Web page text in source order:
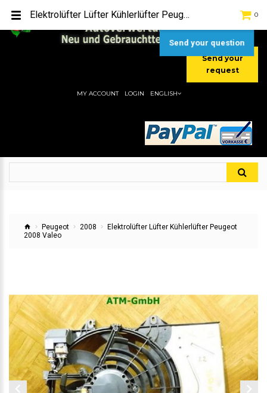
[+49] (0) 2232-5205
[+49] (0) 177 / 4080033
Send your
request
0
MY ACCOUNT LOGIN ENGLISH
Peugeot 2008
Elektrolüfter Lüfter Kühlerlüfter Peugeot
2008 Valeo
Elektrolüfter Lüfter Kühlerlüfter Peugeot 2008 Valeo
Send your question